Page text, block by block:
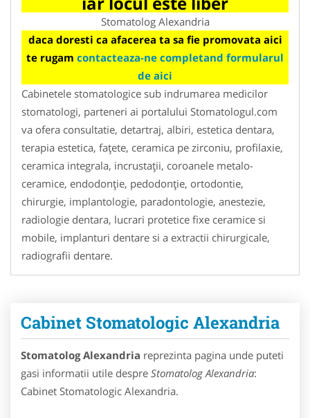
Stomatolog Alexandria
daca doresti ca afacerea ta sa fie promovata aici
te rugam contacteaza-ne completand formularul
de aici
Cabinetele stomatologice sub indrumarea medicilor
stomatologi, parteneri ai portalului Stomatologul.com
va ofera consultatie, detartraj, albiri, estetica dentara,
terapia estetica, faţete, ceramica pe zirconiu, profilaxie,
ceramica integrala, incrustaţii, coroanele metalo-
ceramice, endodonţie, pedodonţie, ortodontie,
chirurgie, implantologie, paradontologie, anestezie,
radiologie dentara, lucrari protetice fixe ceramice si
mobile, implanturi dentare si a extractii chirurgicale,
radiografii dentare.
Cabinet Stomatologic Alexandria
Stomatolog Alexandria reprezinta pagina unde puteti
gasi informatii utile despre Stomatolog Alexandria:
Cabinet Stomatologic Alexandria.